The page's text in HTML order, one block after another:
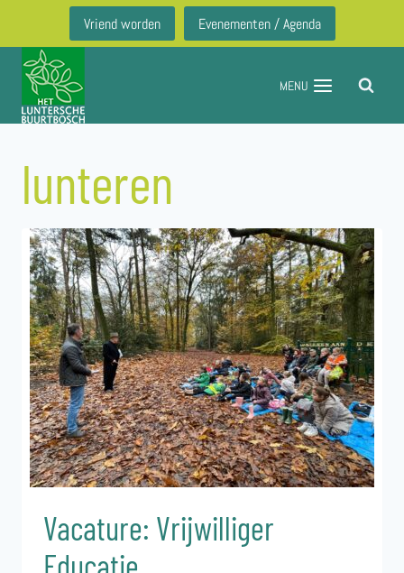
inhoud
Vriend worden Evenementen / Agenda
MENU
lunteren
Vacature: Vrijwilliger